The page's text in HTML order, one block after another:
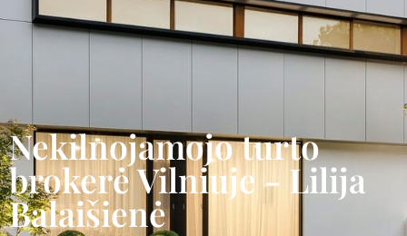
Nekilnojamojo turto
brokerė Vilniuje - Lilija
Balaišienė